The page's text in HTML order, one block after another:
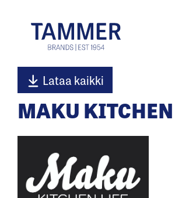
Lataa kaikki
MAKU